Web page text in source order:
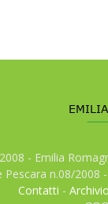
- Emilia
Pescara n.08/2008
Contatti -